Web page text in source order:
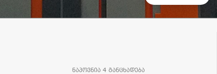
ნაპოვნია 4 განცხადება